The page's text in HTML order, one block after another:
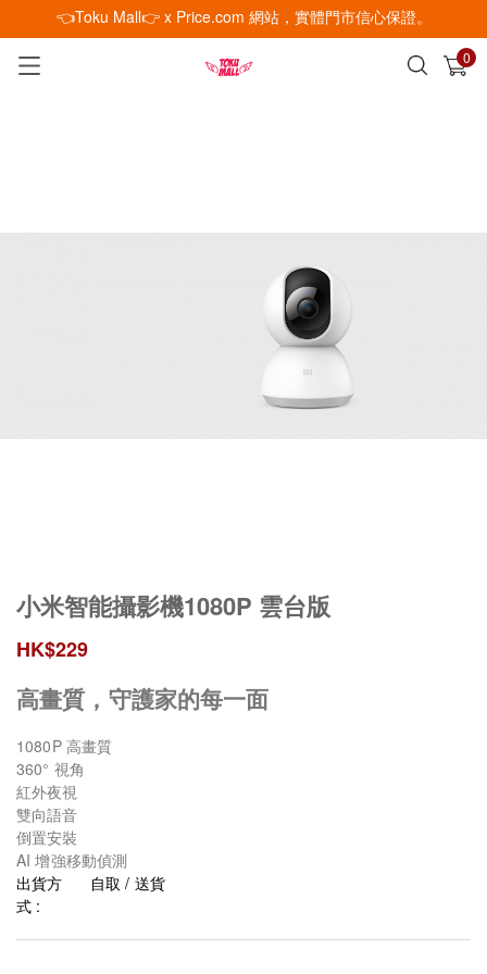
👈Toku Mall👉 x Price.com 網站，實體門市信心保證。
0
已加入購物車 查看
小米智能攝影機1080P 雲台版
HK$229
高畫質，守護家的每一面
1080P 高畫質
360° 視角
紅外夜視
雙向語音
倒置安裝
AI 增強移動偵測
出貨方
式 :
自取 / 送貨